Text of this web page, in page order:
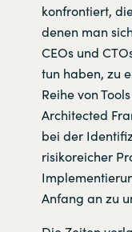
konfrontiert,
denen man
CEOs und
tun haben, zu
Reihe von
Architected
bei der
risikoreicher
Anfang an zu